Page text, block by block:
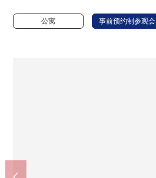
公寓 事前预约制参观会